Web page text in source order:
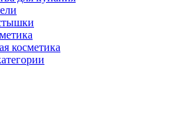
косметика